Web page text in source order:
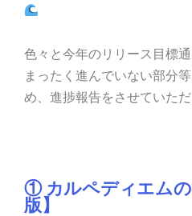
色々と今年のリリース目標
まったく進んでいない部分
め、進捗報告をさせていただ
① カルペディエム
版】